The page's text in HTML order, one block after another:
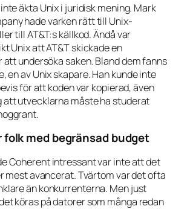
äkta Unix i juridisk mening. Mark
hade varken rätt till Unix-
till AT&T:s källkod. Ändå var
Unix att AT&T skickade en
undersöka saken. Bland dem fanns
en av Unix skapare. Han kunde inte
för att koden var kopierad, även
att utvecklarna måste ha studerat
folk med begränsad budget
Coherent intressant var inte att det
mest avancerat. Tvärtom var det ofta
än konkurrenterna. Men just
köras på datorer som många redan